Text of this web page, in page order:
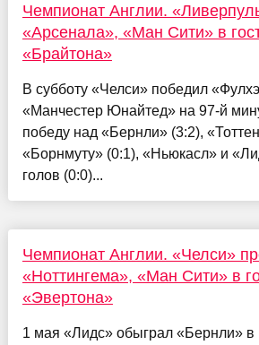
Чемпионат Англии.
«Арсенала», «Ман Сити» в
«Брайтона»
В субботу «Челси» победил
«Манчестер Юнайтед» на 97-й
победу над «Бернли» (3:2),
«Борнмуту» (0:1), «Ньюкасл» и
голов (0:0)...
Чемпионат Англии. «Челси»
«Ноттингема», «Ман Сити» в
«Эвертона»
1 мая «Лидс» обыграл «Бернли» в